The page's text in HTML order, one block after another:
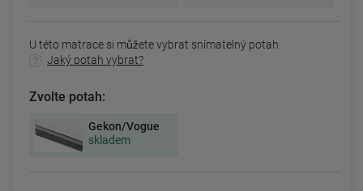
U této matrace si můžete vybrat snímatelný potah.
Jaký potah vybrat?
Zvolte potah:
Gekon/Vogue
skladem